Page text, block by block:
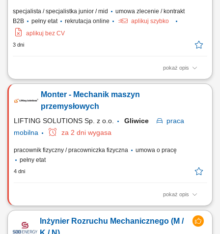
specjalista / specjalistka junior / mid
umowa zlecenie / kontrakt
B2B
pełny etat rekrutacja online
aplikuj szybko
aplikuj bez CV
3 dni
pokaż opis
Inwentaryzacja instalacji procesowych: weryfikacja stanu instalacji
zakładu produkcyjnego w Elblągu; Aktualizacja dokumentacji P&ID:
tworzenie, modyfikacja oraz aktualizacja schematów P&ID w
Monter - Mechanik maszyn
przemysłowych
LIFTING SOLUTIONS Sp. z o.o. Gliwice
praca
mobilna
za 2 dni wygasa
pracownik fizyczny / pracowniczka fizyczna
umowa o pracę
pełny etat
4 dni
pokaż opis
Praca tylko i wyłącznie w delegacjach. Poszukujemy kandydatów z
doświadczeniem w realizacji projektów przemysłowych, gotowych do
pracy mobilnej na terenie całej Polski oraz Europy. Twoja praca na co
dzień (w zależności od projektu) będzie obejmowała następujące
Inżynier Rozruchu Mechanicznego (M /